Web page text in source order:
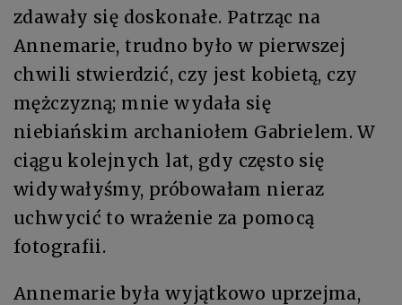
zdawały się doskonałe. Patrząc na
Annemarie, trudno było w pierwszej
chwili stwierdzić, czy jest kobietą, czy
mężczyzną; mnie wydała się
niebiańskim archaniołem Gabrielem. W
ciągu kolejnych lat, gdy często się
widywałyśmy, próbowałam nieraz
uchwycić to wrażenie za pomocą
fotografii.
Annemarie była wyjątkowo uprzejma,